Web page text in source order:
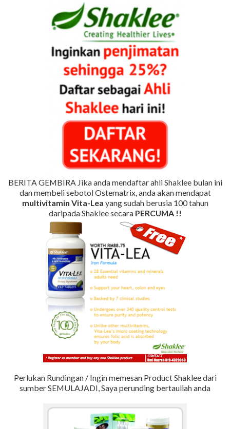
BERITA GEMBIRA Jika anda mendaftar ahli Shaklee bulan ini
dan membeli sebotol Ostematrix, anda akan mendapat
multivitamin Vita-Lea yang sudah berusia 100 tahun
daripada Shaklee secara PERCUMA !!
Perlukan Rundingan / Ingin memesan Product Shaklee dari
sumber SEMULAJADI, Saya perunding bertauliah anda